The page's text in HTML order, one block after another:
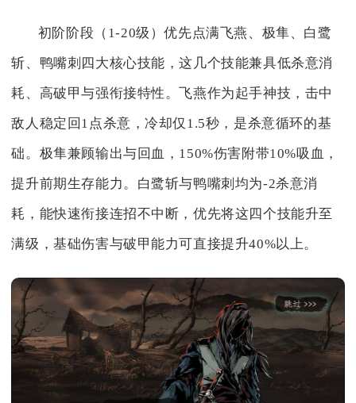
初阶阶段（1-20级）优先点满飞燕、极隼、白鹭
斩、鸭嘴刺四大核心技能，这几个技能兼具低杀意消
耗、高破甲与强衔接特性。飞燕作为起手神技，击中
敌人稳定回1点杀意，冷却仅1.5秒，是杀意循环的基
础。极隼兼顾输出与回血，150%伤害附带10%吸血，
提升前期生存能力。白鹭斩与鸭嘴刺均为-2杀意消
耗，能快速衔接连招不中断，优先将这四个技能升至
满级，基础伤害与破甲能力可直接提升40%以上。